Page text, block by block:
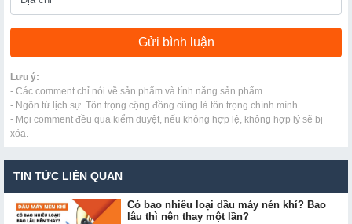
Lưu ý:
- Các comment chỉ nói về sản phẩm và tính năng sản phẩm.
- Ngôn từ lịch sự. Tôn trọng cộng đồng cũng là tôn trọng chính mình.
- Mọi comment đều qua kiểm duyệt, nếu không hợp lệ, không hợp lý sẽ bị
xóa.
TIN TỨC LIÊN QUAN
Có bao nhiêu loại dầu máy nén khí? Bao
lâu thì nên thay một lần?